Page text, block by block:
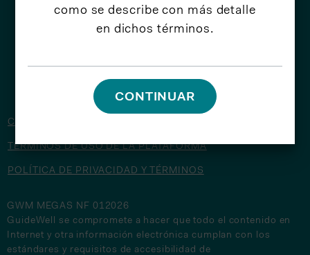
CONTÁCTENOS
TÉRMINOS DE USO DE LA PLATAFORMA
POLÍTICA DE PRIVACIDAD Y TÉRMINOS
GWM MEGAS NF 012026
GuideWell se compromete a hacer que todo el contenido en
Internet y otra información electrónica cumplan con los
estándares y requisitos de accesibilidad de
como se describe con más detalle
en dichos términos.
CONTINUAR